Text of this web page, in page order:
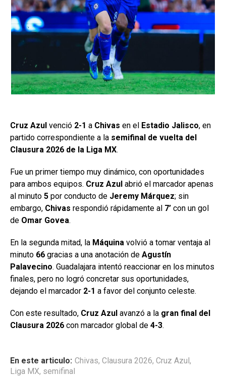
Cruz Azul venció 2-1 a Chivas en el Estadio Jalisco, en
partido correspondiente a la semifinal de vuelta del
Clausura 2026 de la Liga MX.
Fue un primer tiempo muy dinámico, con oportunidades
para ambos equipos. Cruz Azul abrió el marcador apenas
al minuto 5 por conducto de Jeremy Márquez; sin
embargo, Chivas respondió rápidamente al 7’ con un gol
de Omar Govea.
En la segunda mitad, la Máquina volvió a tomar ventaja al
minuto 66 gracias a una anotación de Agustín
Palavecino. Guadalajara intentó reaccionar en los minutos
finales, pero no logró concretar sus oportunidades,
dejando el marcador 2-1 a favor del conjunto celeste.
Con este resultado, Cruz Azul avanzó a la gran final del
Clausura 2026 con marcador global de 4-3.
En este articulo: Chivas, Clausura 2026, Cruz Azul ,
Liga MX, semifinal